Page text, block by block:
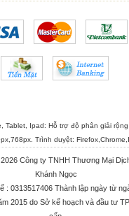
Tablet, Ipad: Hỗ trợ độ phân giải rộng
Trình duyệt: Firefox,Chrome,
Công ty TNHH Thương Mại
Khánh Ngọc
: 0313517406 Thành lập ngày từ
2015 do Sở kế hoạch và đầu tư